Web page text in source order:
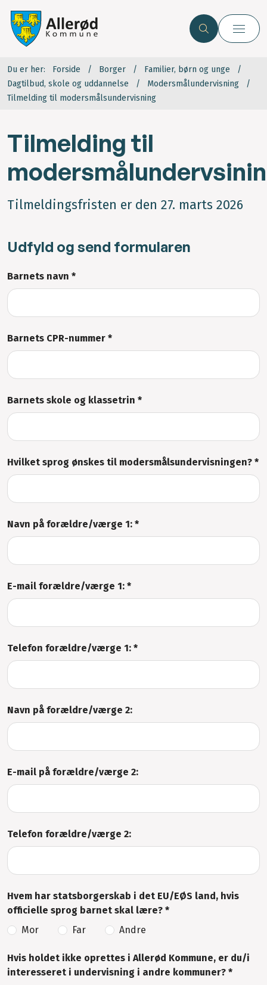
Du er her: Forside Borger
Familier, børn og unge
Dagtilbud, skole og uddannelse
Modersmålundervisning
Tilmelding til modersmålsundervisning
Tilmelding til
Tilmeldingsfristen er den 27. marts 2026
Udfyld og send formularen
Barnets navn *
Barnets CPR-nummer *
Barnets skole og klassetrin *
Hvilket sprog ønskes til modersmålsundervisningen? *
Navn på forældre/værge 1: *
E-mail forældre/værge 1: *
Telefon forældre/værge 1: *
Navn på forældre/værge 2:
E-mail på forældre/værge 2:
Telefon forældre/værge 2:
Hvem har statsborgerskab i det EU/EØS land, hvis
officielle sprog barnet skal lære? *
Mor
Far Andre
Hvis holdet ikke oprettes i Allerød Kommune, er du/i
interesseret i undervisning i andre kommuner? *